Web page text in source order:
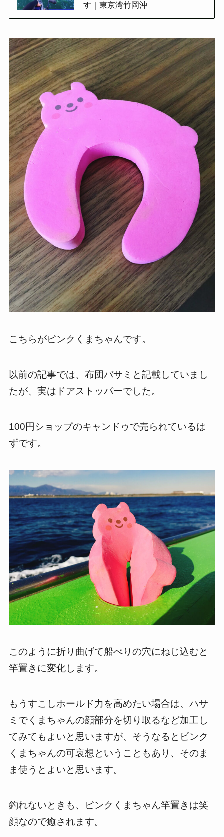
す｜東京湾竹岡沖
こちらがピンクくまちゃんです。
以前の記事では、布団バサミと記載していまし
たが、実はドアストッパーでした。
100円ショップのキャンドゥで売られているは
ずです。
このように折り曲げて船べりの穴にねじ込むと
竿置きに変化します。
もうすこしホールド力を高めたい場合は、ハサ
ミでくまちゃんの顔部分を切り取るなど加工し
てみてもよいと思いますが、そうなるとピンク
くまちゃんの可哀想ということもあり、そのま
ま使うとよいと思います。
釣れないときも、ピンクくまちゃん竿置きは笑
顔なので癒されます。